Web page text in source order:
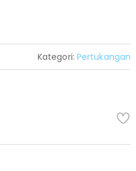
Kategori: Pertukangan